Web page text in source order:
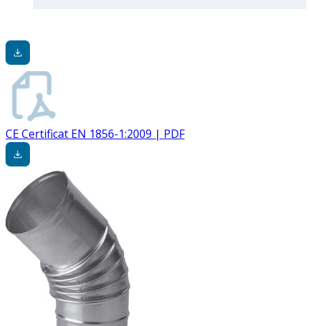
CE Certificat EN 1856-1:2009 | PDF